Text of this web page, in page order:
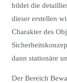
bildet die
dieser erstellen
Charakter des
dann stationäre
Der Bereich